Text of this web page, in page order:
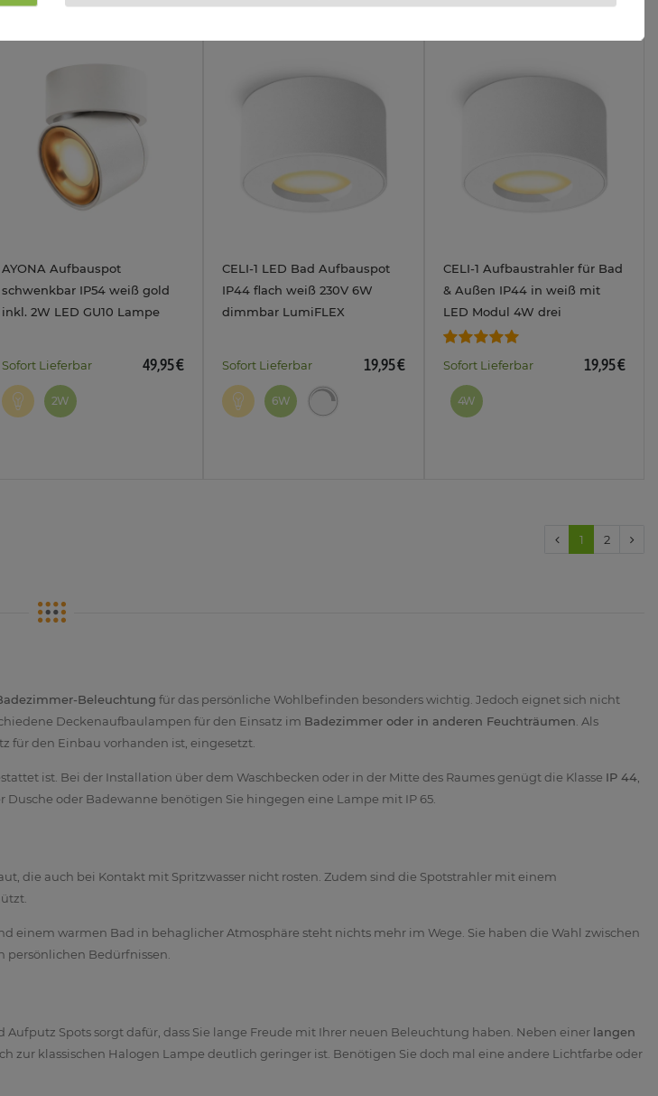
AYONA Aufbauspot
schwenkbar IP54 weiß gold
inkl. 2W LED GU10 Lampe
Sofort Lieferbar 49,95 €
2W
CELI-1 LED Bad Aufbauspot
IP44 flach weiß 230V 6W
dimmbar LumiFLEX
warm/neutral/tageslicht
Sofort Lieferbar 19,95 €
6W
CELI-1 Aufbaustrahler für Bad
& Außen IP44 in weiß mit
LED Modul 4W drei
einstellbaren Lichtfarben
Sofort Lieferbar 19,95 €
4W
1 2
Beleuchtung für das persönliche Wohlbefinden besonders wichtig. Jedoch eignet sich nicht
Deckenaufbaulampen für den Einsatz im Badezimmer oder in anderen Feuchträumen. Als
für den Einbau vorhanden ist, eingesetzt.
ist. Bei der Installation über dem Waschbecken oder in der Mitte des Raumes genügt die Klasse IP 44,
oder Badewanne benötigen Sie hingegen eine Lampe mit IP 65.
die auch bei Kontakt mit Spritzwasser nicht rosten. Zudem sind die Spotstrahler mit einem
einem warmen Bad in behaglicher Atmosphäre steht nichts mehr im Wege. Sie haben die Wahl zwischen
persönlichen Bedürfnissen.
Spots sorgt dafür, dass Sie lange Freude mit Ihrer neuen Beleuchtung haben. Neben einer langen
zur klassischen Halogen Lampe deutlich geringer ist. Benötigen Sie doch mal eine andere Lichtfarbe oder